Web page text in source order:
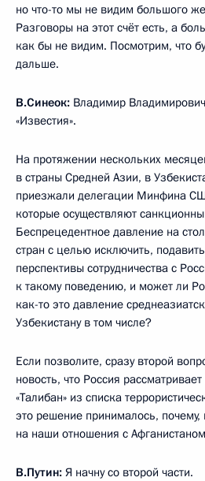
но что-то мы не видим большого
Разговоры на этот счёт есть, а
как бы не видим. Посмотрим, что
дальше.
В.Синеок: Владимир
«Известия».
На протяжении нескольких
в страны Средней Азии, в
приезжали делегации Минфина
которые осуществляют
Беспрецедентное давление на
стран с целью исключить,
перспективы сотрудничества с
к такому поведению, и может ли
как-то это давление
Узбекистану в том числе?
Если позволите, сразу второй
новость, что Россия
«Талибан» из списка
это решение принималось, почему,
на наши отношения с
В.Путин: Я начну со второй части.